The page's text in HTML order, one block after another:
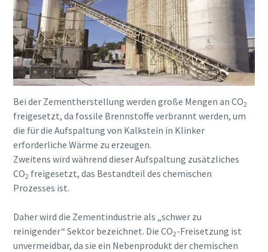
Alles, was Sie über Ihren pneumatischen
Entdecken Sie, wie Sie einen effizienteren pneumatischen
Förderprozess schaffen können.
Erfahren Sie mehr
Bei der Zementherstellung werden große Mengen an CO2
freigesetzt, da fossile Brennstoffe verbrannt werden, um
die für die Aufspaltung von Kalkstein in Klinker
erforderliche Wärme zu erzeugen.
Zweitens wird während dieser Aufspaltung zusätzliches
CO2 freigesetzt, das Bestandteil des chemischen
Prozesses ist.
Daher wird die Zementindustrie als „schwer zu
reinigender“ Sektor bezeichnet. Die CO2-Freisetzung ist
unvermeidbar, da sie ein Nebenprodukt der chemischen